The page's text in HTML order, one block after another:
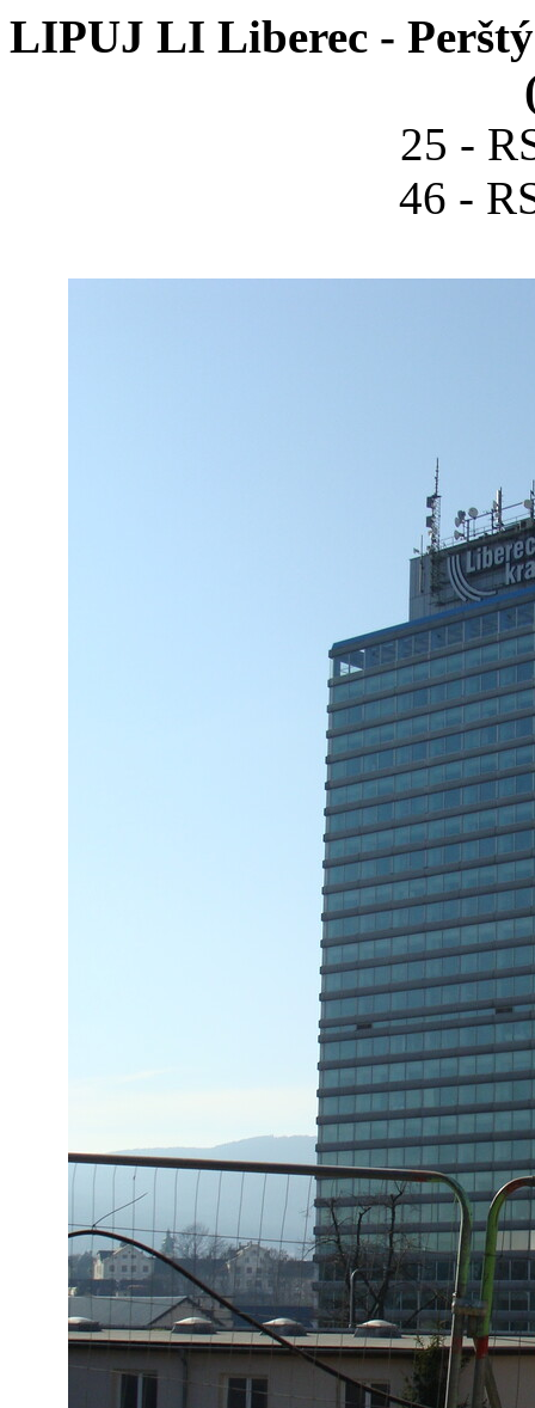
LIPUJ LI Liberec -
25 -
46 -